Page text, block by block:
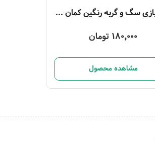
توپ بازی سگ و گربه رنگین کمان جغجغه‌ای 1 عددی
180,000 تومان
مشاهده محصول